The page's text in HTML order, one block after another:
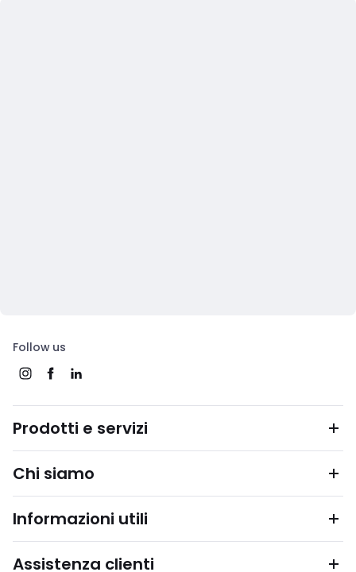
Follow us
Prodotti e servizi
Chi siamo
Informazioni utili
Assistenza clienti